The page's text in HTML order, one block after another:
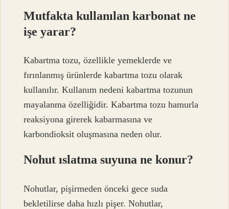
Mutfakta kullanılan karbonat ne
işe yarar?
Kabartma tozu, özellikle yemeklerde ve
fırınlanmış ürünlerde kabartma tozu olarak
kullanılır. Kullanım nedeni kabartma tozunun
mayalanma özelliğidir. Kabartma tozu hamurla
reaksiyona girerek kabarmasına ve
karbondioksit oluşmasına neden olur.
Nohut ıslatma suyuna ne konur?
Nohutlar, pişirmeden önceki gece suda
bekletilirse daha hızlı pişer. Nohutlar,